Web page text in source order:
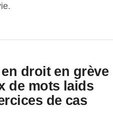
droit en grève
de mots laids
de cas